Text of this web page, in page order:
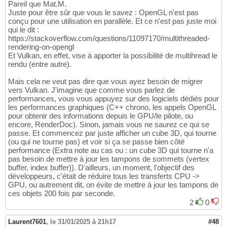
Pareil que Mat.M.
Juste pour être sûr que vous le savez : OpenGL n'est pas
conçu pour une utilisation en parallèle. Et ce n'est pas juste moi
qui le dit :
https://stackoverflow.com/questions/11097170/multithreaded-
rendering-on-opengl
Et Vulkan, en effet, vise à apporter la possibilité de multihread le
rendu (entre autre).
Mais cela ne veut pas dire que vous ayez besoin de migrer
vers Vulkan. J'imagine que comme vous parlez de
performances, vous vous appuyez sur des logiciels dédiés pour
les performances graphiques (C++ chrono, les appels OpenGL
pour obtenir des informations depuis le GPU/le pilote, ou
encore, RenderDoc). Sinon, jamais vous ne saurez ce qui se
passe. Et commencez par juste afficher un cube 3D, qui tourne
(ou qui ne tourne pas) et voir si ça se passe bien côté
performance (Extra note au cas ou : un cube 3D qui tourne n'a
pas besoin de mettre à jour les tampons de sommets (vertex
buffer, index buffer)). D'ailleurs, un moment, l'objectif des
développeurs, c'était de réduire tous les transferts CPU ->
GPU, ou autrement dit, on évite de mettre à jour les tampons de
ces objets 200 fois par seconde.
2
0
Laurent7601, le 31/01/2025 à 21h17 #48